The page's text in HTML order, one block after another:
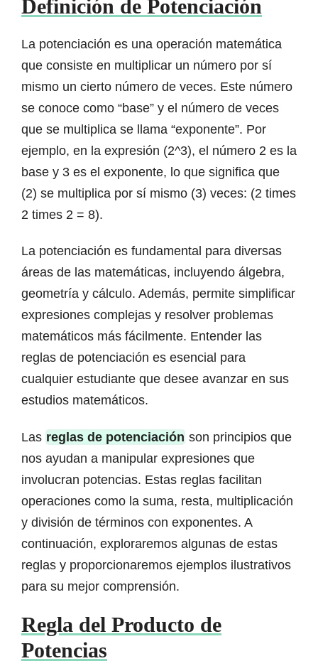
Definición de Potenciación
La potenciación es una operación matemática
que consiste en multiplicar un número por sí
mismo un cierto número de veces. Este número
se conoce como “base” y el número de veces
que se multiplica se llama “exponente”. Por
ejemplo, en la expresión (2^3), el número 2 es la
base y 3 es el exponente, lo que significa que
(2) se multiplica por sí mismo (3) veces: (2 times
2 times 2 = 8).
La potenciación es fundamental para diversas
áreas de las matemáticas, incluyendo álgebra,
geometría y cálculo. Además, permite simplificar
expresiones complejas y resolver problemas
matemáticos más fácilmente. Entender las
reglas de potenciación es esencial para
cualquier estudiante que desee avanzar en sus
estudios matemáticos.
Las reglas de potenciación son principios que
nos ayudan a manipular expresiones que
involucran potencias. Estas reglas facilitan
operaciones como la suma, resta, multiplicación
y división de términos con exponentes. A
continuación, exploraremos algunas de estas
reglas y proporcionaremos ejemplos ilustrativos
para su mejor comprensión.
Regla del Producto de
Potencias